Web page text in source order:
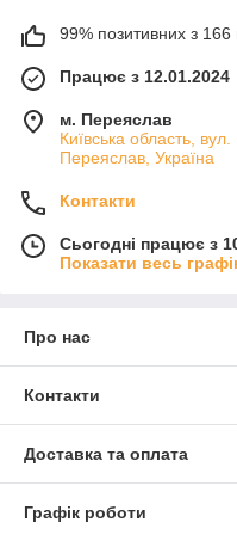
99% позитивних з 166
Працює з 12.01.2024
м. Переяслав
Київська область,
Переяслав, Україна
Контакти
Сьогодні працює з
Показати весь
Про нас
Контакти
Доставка та оплата
Графік роботи